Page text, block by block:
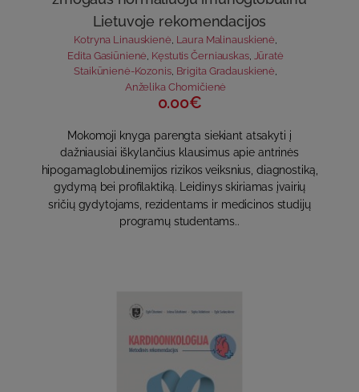
Lietuvoje rekomendacijos
Kotryna Linauskienė, Laura Malinauskienė,
Edita Gasiūnienė Kęstutis Černiauskas,
Jūratė
Staikūnienė-Kozonis, Brigita Gradauskienė,
Anželika Chomičienė
0.00€
Mokomoji knyga parengta siekiant atsakyti į
dažniausiai iškylančius klausimus apie antrinės
hipogamaglobulinemijos rizikos veiksnius, diagnostiką,
gydymą bei profilaktiką. Leidinys skiriamas įvairių
sričių gydytojams, rezidentams ir medicinos studijų
programų studentams..